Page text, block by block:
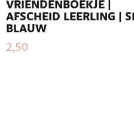
VRIENDENBOEKJE |
AFSCHEID LEERLING |
BLAUW
2,50